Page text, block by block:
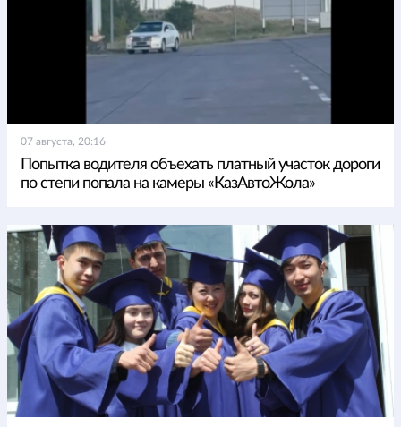
07 августа, 20:16
Попытка водителя объехать платный участок дороги
по степи попала на камеры «КазАвтоЖола»